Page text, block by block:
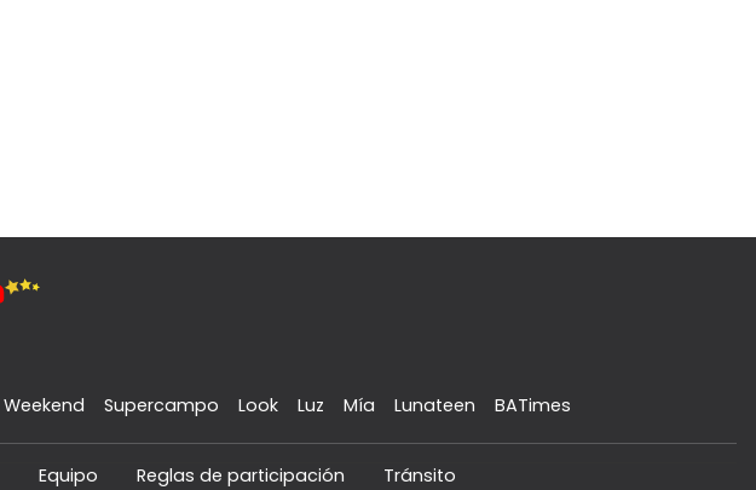
Weekend Supercampo Look Luz Mía Lunateen BATimes
Equipo Reglas de participación Tránsito